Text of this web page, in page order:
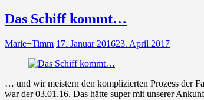
Das Schiff kommt…
Marie+Timm 17. Januar 201623. April 2017
… und wir meistern den komplizierten Prozess der
war der 03.01.16. Das hätte super mit unserer